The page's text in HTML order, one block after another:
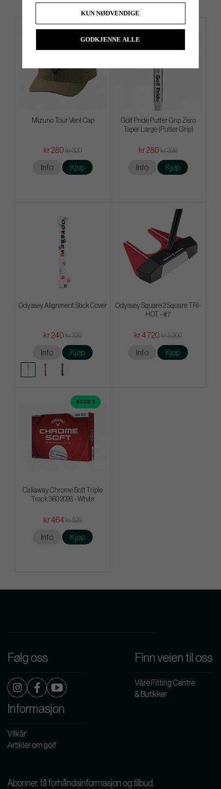
Mizuno Tour Vent Cap
kr 280 kr 320
Info Kjøp
Golf Pride Putter Grip Zero
Taper Large (Putter Grip)
kr 280 kr 336
Info Kjøp
Odyssey Alignment Stick Cover
kr 240 kr 320
Info Kjøp
Odyssey Square 2 Square TRI-
HOT - #7
kr 4 720 kr 5 200
Info Kjøp
4 FOR 3
Callaway Chrome Soft Triple
Track 360 2026 - White
kr 464kr 520
Info Kjøp
Følg oss Finn veien til oss
Våre Fitting Centre
& Butikker
Informasjon
Vilkår
Artikler om golf
Abonner, få forhåndsinformasjon og tilbud.
KUN NØDVENDIGE
GODKJENNE ALLE